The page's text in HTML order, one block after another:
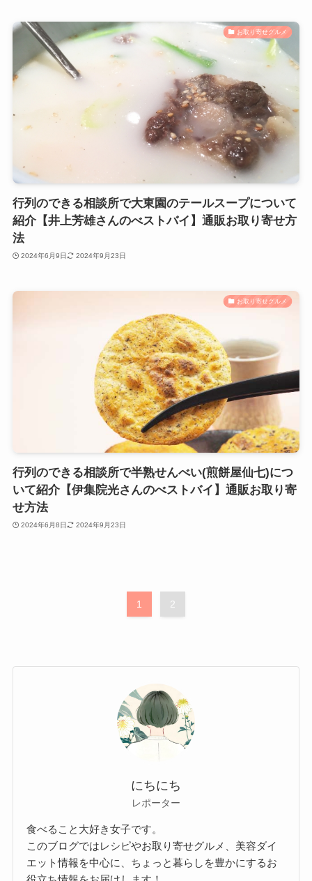
お取り寄せグルメ
行列のできる相談所で大東園のテールスープについて
紹介【井上芳雄さんのべストバイ】通販お取り寄せ方
法
2024年6月9日 2024年9月23日
お取り寄せグルメ
行列のできる相談所で半熟せんべい(煎餅屋仙七)につ
いて紹介【伊集院光さんのべストバイ】通販お取り寄
せ方法
2024年6月8日 2024年9月23日
1 2
にちにち
レポーター
食べること大好き女子です。
このブログではレシピやお取り寄せグルメ、美容ダイ
エット情報を中心に、ちょっと暮らしを豊かにするお